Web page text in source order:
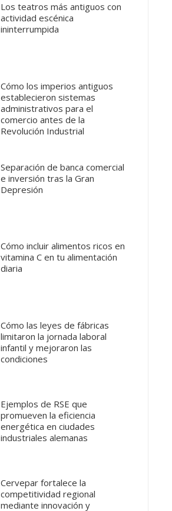
Los teatros más antiguos con
actividad escénica
ininterrumpida
Cómo los imperios antiguos
establecieron sistemas
administrativos para el
comercio antes de la
Revolución Industrial
Separación de banca comercial
e inversión tras la Gran
Depresión
Cómo incluir alimentos ricos en
vitamina C en tu alimentación
diaria
Cómo las leyes de fábricas
limitaron la jornada laboral
infantil y mejoraron las
condiciones
Ejemplos de RSE que
promueven la eficiencia
energética en ciudades
industriales alemanas
Cervepar fortalece la
competitividad regional
mediante innovación y